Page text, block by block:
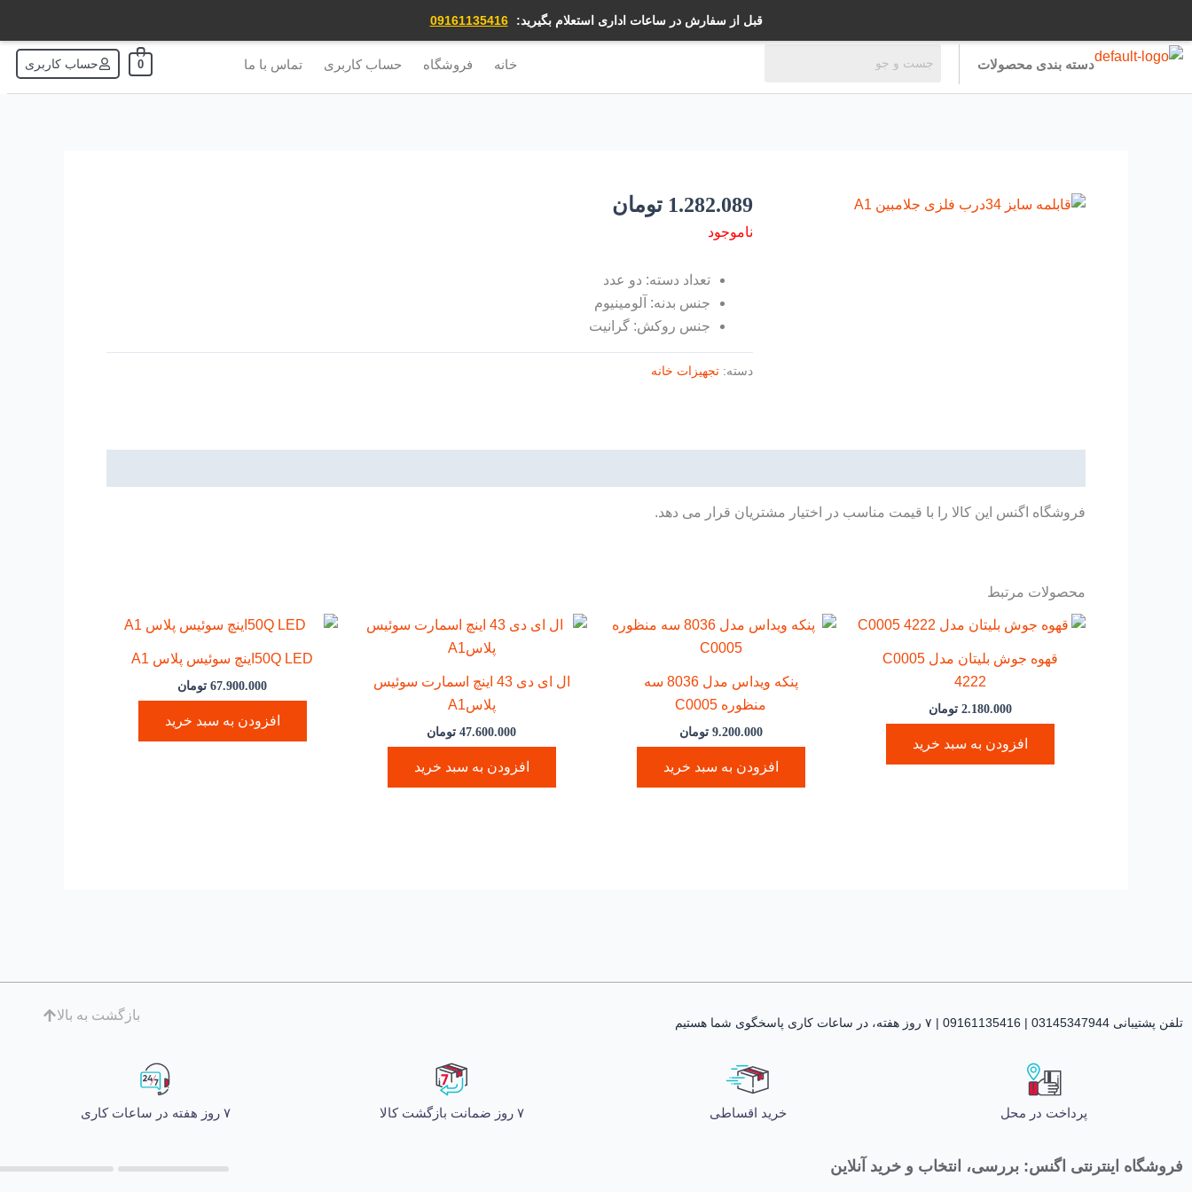
قبل از سفارش در ساعات اداری استعلام بگیرید: 09161135416
محتوا
دسته بندی محصولات خانه فروشگاه حساب کاربری تماس با ما 0 حساب کاربری
1.282.089 تومان
ناموجود
تعداد دسته: دو عدد
جنس بدنه: آلومینیوم
جنس روکش: گرانیت
دسته:تجهیزات خانه
فروشگاه اگنس این کالا را با قیمت مناسب در اختیار مشتریان قرار می دهد.
محصولات مرتبط
قهوه جوش بلیتان مدل C0005
4222
2.180.000 تومان
افزودن به سبد خرید
پنکه ویداس مدل 8036 سه
منظوره C0005
9.200.000 تومان
افزودن به سبد خرید
ال ای دی 43 اینچ اسمارت سوئیس
پلاسA1
47.600.000 تومان
افزودن به سبد خرید
50Q LEDاینچ سوئیس پلاس A1
67.900.000 تومان
افزودن به سبد خرید
تلفن پشتیبانی 03145347944 | 09161135416 | ۷ روز هفته، در ساعات کاری پاسخگوی شما هستیم
بازگشت به بالا
پرداخت در محل خرید اقساطی ۷ روز ضمانت بازگشت کالا ۷ روز هفته در ساعات کاری
فروشگاه اینترنتی اگنس: بررسی، انتخاب و خرید آنلاین